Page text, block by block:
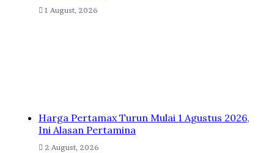
1 August, 2026
Harga Pertamax Turun Mulai 1 Agustus 2026,
Ini Alasan Pertamina
2 August, 2026